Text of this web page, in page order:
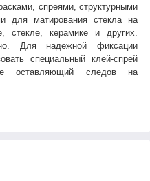
спреями, структурными
для матирования стекла на
стекле, керамике и других.
Для надежной фиксации
специальный клей-спрей
оставляющий следов на